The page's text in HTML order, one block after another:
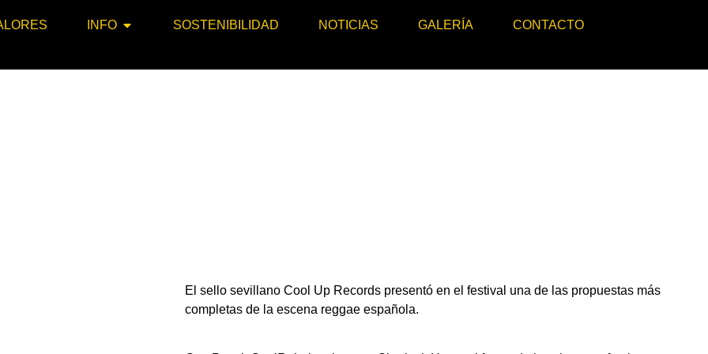
INFO SOSTENIBILIDAD NOTICIAS GALERÍA
CONTACTO
El sello sevillano Cool Up Records presentó en el festival una de las propuestas más
completas de la escena reggae española.